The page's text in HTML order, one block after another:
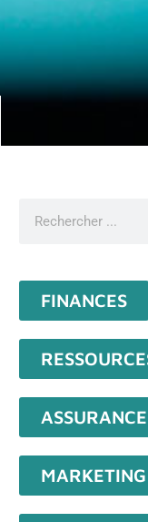
FINANCES
ASSURANCE
MARKETING